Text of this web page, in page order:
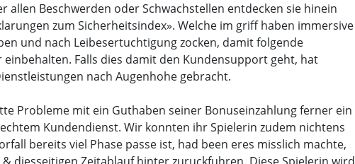
allen Beschwerden oder Schwachstellen entdecken sie hinein
zum Sicherheitsindex». Welche im griff haben immersive
und nach Leibesertuchtigung zocken, damit folgende
Falls dies damit den Kundensupport geht, hat
nach Augenhohe gebracht.
Probleme mit ein Guthaben seiner Bonuseinzahlung ferner ein
Kundendienst. Wir konnten ihr Spielerin zudem nichtens
bereits viel Phase passe ist, had been eres misslich machte,